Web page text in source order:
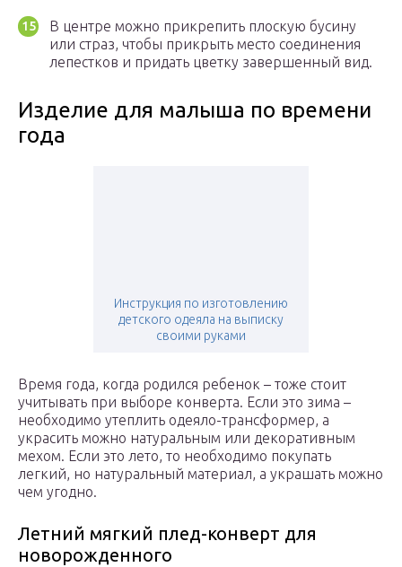
В центре можно прикрепить плоскую бусину
или страз, чтобы прикрыть место соединения
лепестков и придать цветку завершенный вид.
Изделие для малыша по времени
года
Инструкция по изготовлению
детского одеяла на выписку
своими руками
Время года, когда родился ребенок – тоже стоит
учитывать при выборе конверта. Если это зима –
необходимо утеплить одеяло-трансформер, а
украсить можно натуральным или декоративным
мехом. Если это лето, то необходимо покупать
легкий, но натуральный материал, а украшать можно
чем угодно.
Летний мягкий плед-конверт для
новорожденного